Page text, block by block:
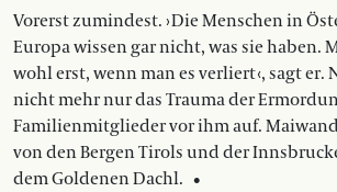
Vorerst zumindest. › Die Menschen in
Europa wissen gar nicht, was sie haben.
wohl erst, wenn man es verliert ‹, sagt er.
nicht mehr nur das Trauma der
Familienmitglieder vor ihm auf.
von den Bergen Tirols und der
dem Goldenen Dachl. •